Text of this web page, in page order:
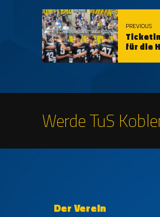
PREVIOUS
für die
Werde TuS
Der Verein